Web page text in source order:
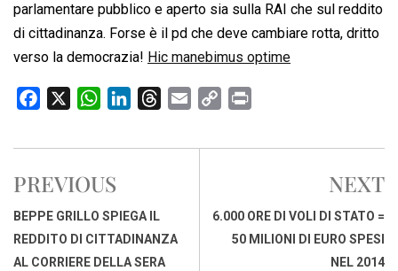
parlamentare pubblico e aperto sia sulla RAI che sul reddito
di cittadinanza. Forse è il pd che deve cambiare rotta, dritto
verso la democrazia! Hic manebimus optime
c
b
o
o
k
W
a
s
A
p
p
n
d
I
n
r
s
a
p
i
i
PREVIOUS
BEPPE GRILLO SPIEGA IL
REDDITO DI CITTADINANZA
AL CORRIERE DELLA SERA
NEXT
6.000 ORE DI VOLI DI STATO =
50 MILIONI DI EURO SPESI
NEL 2014